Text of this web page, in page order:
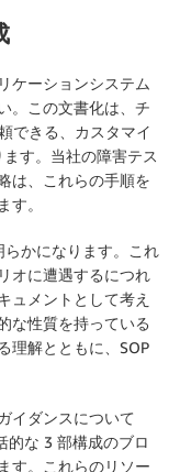
ケーションシステム
。この文書化は、チ
できる、カスタマイ
す。当社の障害テス
は、これらの手順を
す。
らかになります。これ
オに遭遇するにつれ
ュメントとして考え
な性質を持っている
理解とともに、SOP
イダンスについて
的な 3 部構成のブロ
す。これらのリソー